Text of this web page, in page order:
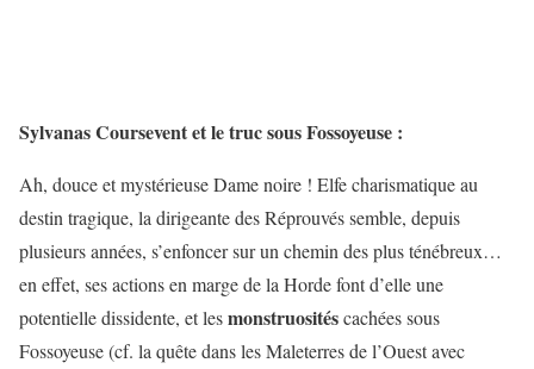
Sylvanas Coursevent et le truc sous Fossoyeuse :
Ah, douce et mystérieuse Dame noire ! Elfe charismatique au
destin tragique, la dirigeante des Réprouvés semble, depuis
plusieurs années, s’enfoncer sur un chemin des plus ténébreux…
en effet, ses actions en marge de la Horde font d’elle une
potentielle dissidente, et lesmonstruositéscachées sous
Fossoyeuse (cf. la quête dans les Maleterres de l’Ouest avec